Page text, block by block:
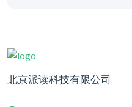
北京派读科技有限公司